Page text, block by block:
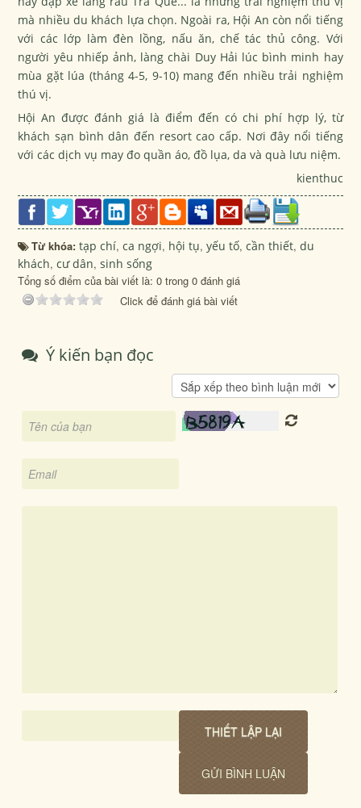
mà nhiều du khách lựa chọn. Ngoài ra, Hội An còn nổi tiếng
với các lớp làm đèn lồng, nấu ăn, chế tác thủ công. Với
người yêu nhiếp ảnh, làng chài Duy Hải lúc bình minh hay
mùa gặt lúa (tháng 4-5, 9-10) mang đến nhiều trải nghiệm
thú vị.
Hội An được đánh giá là điểm đến có chi phí hợp lý, từ
khách sạn bình dân đến resort cao cấp. Nơi đây nổi tiếng
với các dịch vụ may đo quần áo, đồ lụa, da và quà lưu niệm.
kienthuc
Từ khóa:tạp chí,ca ngợi, hội tụ,yếu tố,cần thiết,du
khách,cư dân,sinh sống
Tổng số điểm của bài viết là: 0 trong 0 đánh giá
Click để đánh giá bài viết
Ý kiến bạn đọc